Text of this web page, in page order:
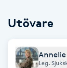
Eyeliner-
Utövare